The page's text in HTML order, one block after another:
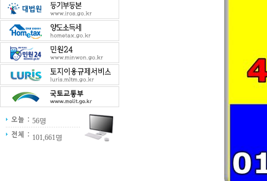
56명
101,661명